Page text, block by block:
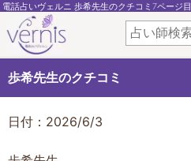
電話占いヴェルニ 歩希先生のクチコミ7ページ目
歩希先生のクチコミ
日付：2026/6/3